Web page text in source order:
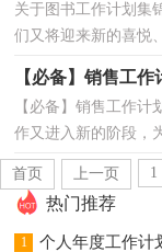
关于图书工作计
们又将迎来新的喜悦
【必备】销售工作
【必备】销售工
作又进入新的阶段，
来的工作了！那么计
首页
上一页 1
热门推荐
1 个人年度工作计